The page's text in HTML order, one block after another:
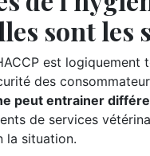
sont les
est logiquement
des
peut entrainer
de services
la situation.